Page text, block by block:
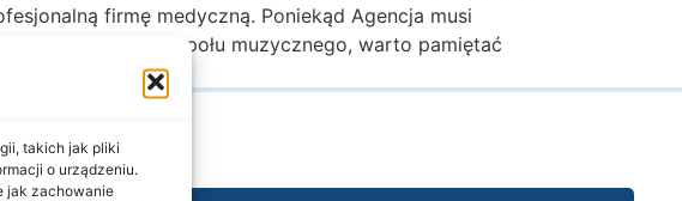
takich jak pliki
o urządzeniu.
jak zachowanie
firmę medyczną. Poniekąd Agencja musi
i cenionego zespołu muzycznego, warto pamiętać